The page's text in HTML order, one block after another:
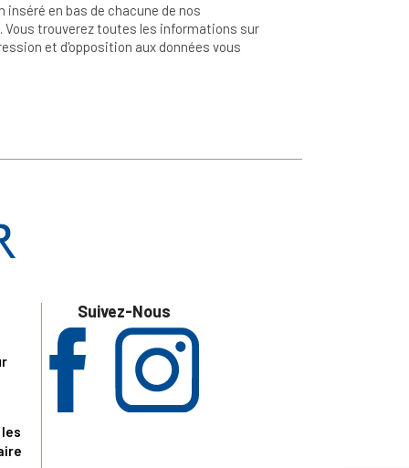
en bas de chacune de nos
trouverez toutes les informations sur
et d'opposition aux données vous
Suivez-Nous